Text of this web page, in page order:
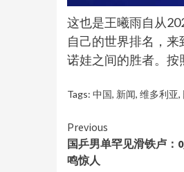
这也是王曦雨自从
自己的世界排名，
诺娃之间的胜者。按
Tags: 中国, 新闻, 维多利亚,
Continue
Reading
Previous
国乒男单罕见滑铁卢：
鸣惊人